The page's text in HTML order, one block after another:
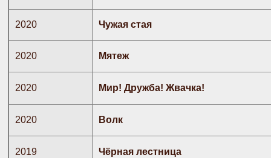
2020 Чужая стая
2020 Мятеж
2020 Мир! Дружба! Жвачка!
2020 Волк
2019 Чёрная лестница